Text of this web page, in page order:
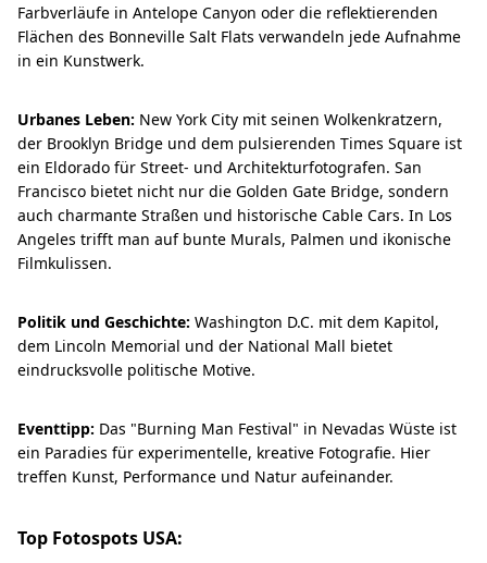
Farbverläufe in Antelope Canyon oder die reflektierenden
Flächen des Bonneville Salt Flats verwandeln jede Aufnahme
in ein Kunstwerk.
Urbanes Leben: New York City mit seinen Wolkenkratzern,
der Brooklyn Bridge und dem pulsierenden Times Square ist
ein Eldorado für Street- und Architekturfotografen. San
Francisco bietet nicht nur die Golden Gate Bridge, sondern
auch charmante Straßen und historische Cable Cars. In Los
Angeles trifft man auf bunte Murals, Palmen und ikonische
Filmkulissen.
Politik und Geschichte: Washington D.C. mit dem Kapitol,
dem Lincoln Memorial und der National Mall bietet
eindrucksvolle politische Motive.
Eventtipp: Das "Burning Man Festival" in Nevadas Wüste ist
ein Paradies für experimentelle, kreative Fotografie. Hier
treffen Kunst, Performance und Natur aufeinander.
Top Fotospots USA: